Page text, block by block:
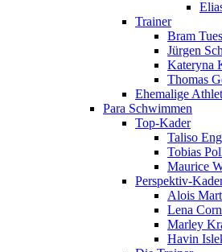
Trainer
Bram
Jürgen
Kateryna
Thomas
Ehemalige
Para Schwimmen
Top-Kader
Taliso
Tobias
Maurice
Perspektiv-
Alois
Lena
Marley
Havin